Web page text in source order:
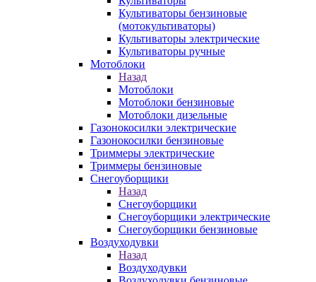
Культиваторы бензиновые
(мотокультиваторы)
Культиваторы электрические
Культиваторы ручные
Мотоблоки
Назад
Мотоблоки
Мотоблоки бензиновые
Мотоблоки дизельные
Газонокосилки электрические
Газонокосилки бензиновые
Триммеры электрические
Триммеры бензиновые
Снегоуборщики
Назад
Снегоуборщики
Снегоуборщики электрические
Снегоуборщики бензиновые
Воздуходувки
Назад
Воздуходувки